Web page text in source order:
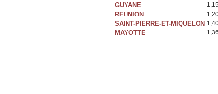
GUYANE
REUNION
SAINT-PIERRE-ET-MIQUELON
MAYOTTE